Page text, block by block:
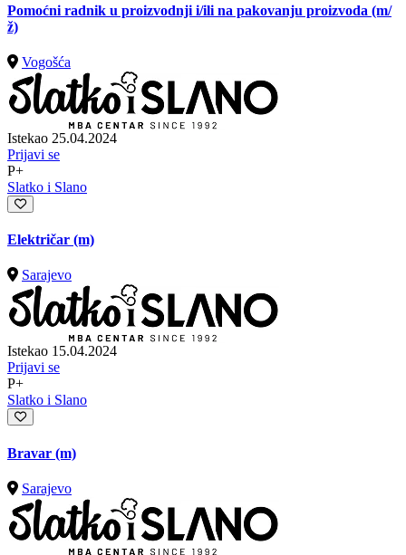
Pomoćni radnik u proizvodnji i/ili na pakovanju proizvoda (m/
ž)
Vogošća
Istekao 25.04.2024
Prijavi se
P+
Slatko i Slano
Električar (m)
Sarajevo
Istekao 15.04.2024
Prijavi se
P+
Slatko i Slano
Bravar (m)
Sarajevo